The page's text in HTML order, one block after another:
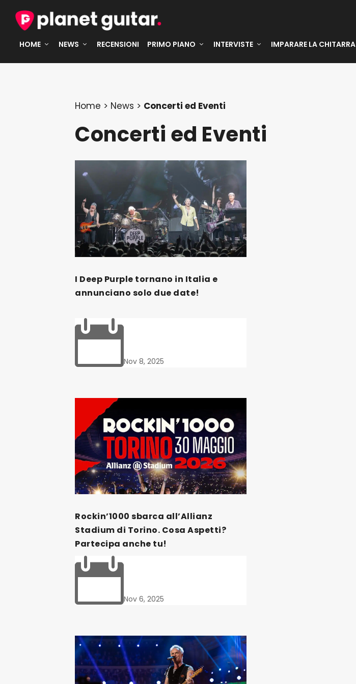
HOME NEWS RECENSIONI PRIMO PIANO INTERVISTE IMPARARE LA CHITARRA
Home > News > Concerti ed Eventi
Concerti ed Eventi
I Deep Purple tornano in Italia e
annunciano solo due date!
Nov 8, 2025
Rockin’1000 sbarca all’Allianz
Stadium di Torino. Cosa Aspetti?
Partecipa anche tu!
Nov 6, 2025